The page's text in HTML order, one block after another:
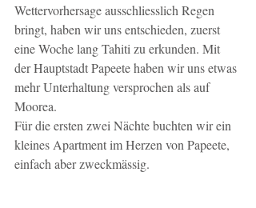
Wettervorhersage ausschliesslich Regen
bringt, haben wir uns entschieden, zuerst
eine Woche lang Tahiti zu erkunden. Mit
der Hauptstadt Papeete haben wir uns etwas
mehr Unterhaltung versprochen als auf
Moorea.
Für die ersten zwei Nächte buchten wir ein
kleines Apartment im Herzen von Papeete,
einfach aber zweckmässig.